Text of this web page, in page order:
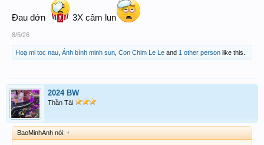
Đau đớn 3X câm lun
8/5/26
Hoạ mi toc nau Ánh bình minh sun Con Chim Le Le and 1 other person like this.
2024 BW
Thần Tài
BaoMinhAnh nói: ↑